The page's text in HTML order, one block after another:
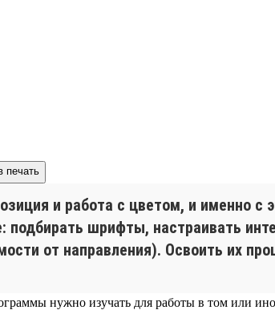
печать
и работа с цветом, и именно
подбирать шрифты, настраивать
от направления). Освоить их
нужно изучать для работы в том или